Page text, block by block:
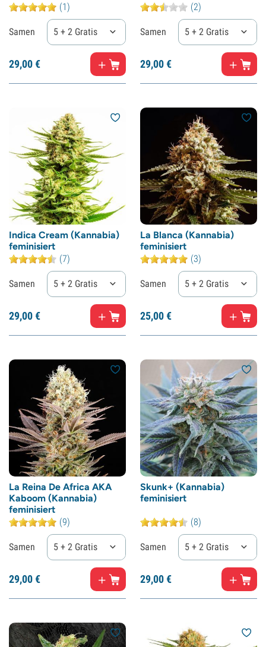
(1)
Samen 5 + 2 Gratis
29,00€
(2)
Samen 5 + 2 Gratis
29,00€
Indica Cream (Kannabia)
feminisiert
(7)
Samen 5 + 2 Gratis
29,00€
La Blanca (Kannabia)
feminisiert
(3)
Samen 5 + 2 Gratis
25,00€
La Reina De Africa AKA
Kaboom (Kannabia)
feminisiert
(9)
Samen 5 + 2 Gratis
29,00€
Skunk+ (Kannabia)
feminisiert
(8)
Samen 5 + 2 Gratis
29,00€